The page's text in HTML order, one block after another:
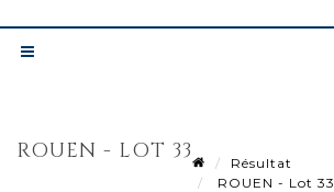
ROUEN - LOT 33
Résultat
ROUEN - Lot 33